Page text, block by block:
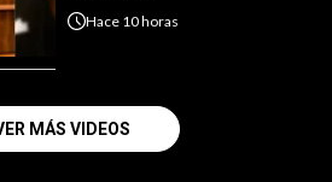
Hace 10 horas
MÁS VIDEOS